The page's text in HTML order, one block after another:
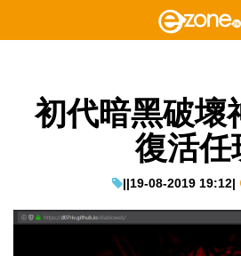
初代暗黑破壞
復活任
||19-08-2019 19:12|